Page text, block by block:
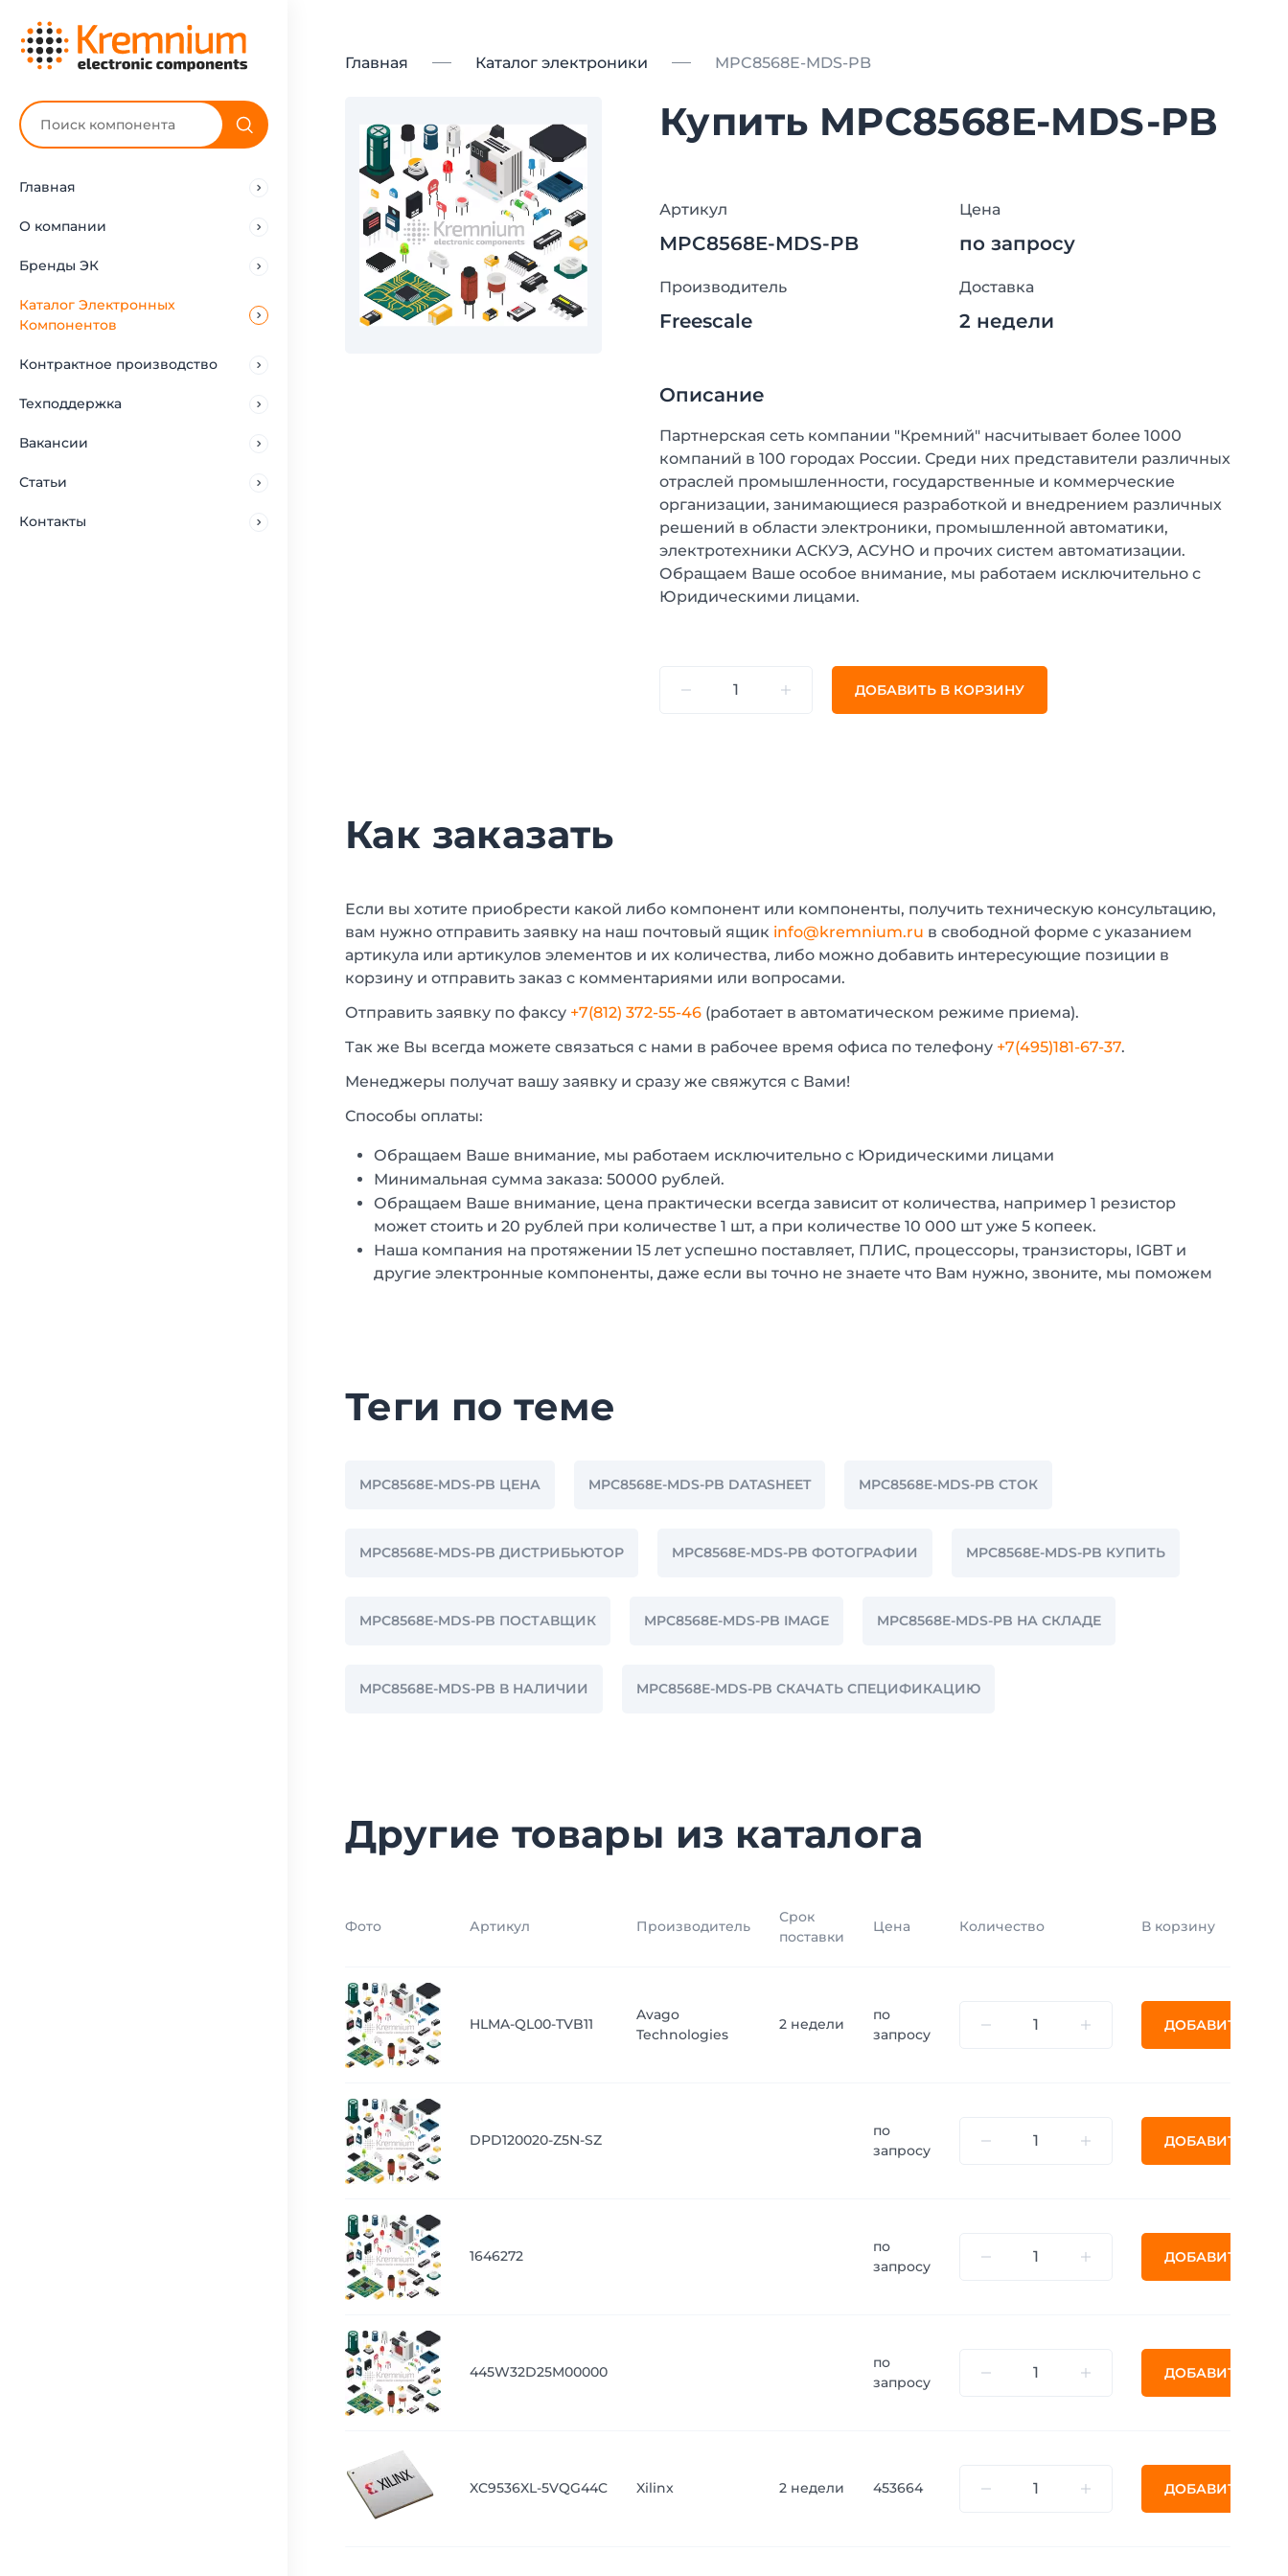
Главная
О компании
Бренды ЭК
Каталог Электронных
Компонентов
Контрактное производство
Техподдержка
Вакансии
Статьи
Контакты
Главная Каталог электроники MPC8568E-MDS-PB
Купить MPC8568E-MDS-PB
Артикул
MPC8568E-MDS-PB
Цена
по запросу
Производитель
Freescale
Доставка
2 недели
Описание
Партнерская сеть компании "Кремний" насчитывает более 1000
компаний в 100 городах России. Среди них представители различных
отраслей промышленности, государственные и коммерческие
организации, занимающиеся разработкой и внедрением различных
решений в области электроники, промышленной автоматики,
электротехники АСКУЭ, АСУНО и прочих систем автоматизации.
Обращаем Ваше особое внимание, мы работаем исключительно с
Юридическими лицами.
ДОБАВИТЬ В КОРЗИНУ
Как заказать
Если вы хотите приобрести какой либо компонент или компоненты, получить техническую консультацию,
вам нужно отправить заявку на наш почтовый ящик info@kremnium.ru в свободной форме с указанием
артикула или артикулов элементов и их количества, либо можно добавить интересующие позиции в
корзину и отправить заказ с комментариями или вопросами.
Отправить заявку по факсу +7(812) 372-55-46 (работает в автоматическом режиме приема).
Так же Вы всегда можете связаться с нами в рабочее время офиса по телефону +7(495)181-67-37.
Менеджеры получат вашу заявку и сразу же свяжутся с Вами!
Способы оплаты:
Обращаем Ваше внимание, мы работаем исключительно с Юридическими лицами
Минимальная сумма заказа: 50000 рублей.
Обращаем Ваше внимание, цена практически всегда зависит от количества, например 1 резистор
может стоить и 20 рублей при количестве 1 шт, а при количестве 10 000 шт уже 5 копеек.
Наша компания на протяжении 15 лет успешно поставляет, ПЛИС, процессоры, транзисторы, IGBT и
другие электронные компоненты, даже если вы точно не знаете что Вам нужно, звоните, мы поможем
Теги по теме
MPC8568E-MDS-PB ЦЕНА MPC8568E-MDS-PB DATASHEET MPC8568E-MDS-PB СТОК
MPC8568E-MDS-PB ДИСТРИБЬЮТОР MPC8568E-MDS-PB ФОТОГРАФИИ MPC8568E-MDS-PB КУПИТЬ
MPC8568E-MDS-PB ПОСТАВЩИК MPC8568E-MDS-PB IMAGE MPC8568E-MDS-PB НА СКЛАДЕ
MPC8568E-MDS-PB В НАЛИЧИИ MPC8568E-MDS-PB СКАЧАТЬ СПЕЦИФИКАЦИЮ
Другие товары из каталога
Фото Артикул Производитель
Срок
поставки
Цена Количество В корзину
HLMA-QL00-TVB11
Avago
Technologies
2 недели
по
запросу
ДОБАВИТЬ
DPD120020-Z5N-SZ
по
запросу
ДОБАВИТЬ
1646272
по
запросу
ДОБАВИТЬ
445W32D25M00000
по
запросу
ДОБАВИТЬ
XC9536XL-5VQG44C Xilinx 2 недели 453664 ДОБАВИТЬ